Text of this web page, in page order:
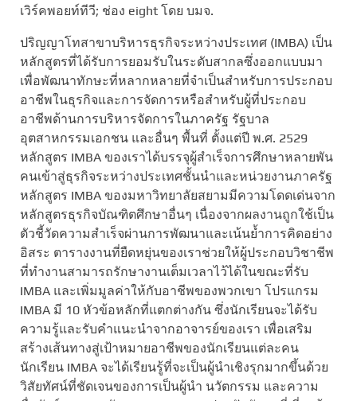
เวิร์คพอยท์ทีวี; ช่อง eight โดย บมจ.
ปริญญาโทสาขาบริหารธุรกิจระหว่างประเทศ (IMBA) เป็น
หลักสูตรที่ได้รับการยอมรับในระดับสากลซึ่งออกแบบมา
เพื่อพัฒนาทักษะที่หลากหลายที่จำเป็นสำหรับการประกอบ
อาชีพในธุรกิจและการจัดการหรือสำหรับผู้ที่ประกอบ
อาชีพด้านการบริหารจัดการในภาครัฐ รัฐบาล
อุตสาหกรรมเอกชน และอื่นๆ พื้นที่ ตั้งแต่ปี พ.ศ. 2529
หลักสูตร IMBA ของเราได้บรรจุผู้สำเร็จการศึกษาหลายพัน
คนเข้าสู่ธุรกิจระหว่างประเทศชั้นนำและหน่วยงานภาครัฐ
หลักสูตร IMBA ของมหาวิทยาลัยสยามมีความโดดเด่นจาก
หลักสูตรธุรกิจบัณฑิตศึกษาอื่นๆ เนื่องจากผลงานถูกใช้เป็น
ตัวชี้วัดความสำเร็จผ่านการพัฒนาและเน้นย้ำการคิดอย่าง
อิสระ ตารางงานที่ยืดหยุ่นของเราช่วยให้ผู้ประกอบวิชาชีพ
ที่ทำงานสามารถรักษางานเต็มเวลาไว้ได้ในขณะที่รับ
IMBA และเพิ่มมูลค่าให้กับอาชีพของพวกเขา โปรแกรม
IMBA มี 10 หัวข้อหลักที่แตกต่างกัน ซึ่งนักเรียนจะได้รับ
ความรู้และรับคำแนะนำจากอาจารย์ของเรา เพื่อเสริม
สร้างเส้นทางสู่เป้าหมายอาชีพของนักเรียนแต่ละคน
นักเรียน IMBA จะได้เรียนรู้ที่จะเป็นผู้นำเชิงรุกมากขึ้นด้วย
วิสัยทัศน์ที่ชัดเจนของการเป็นผู้นำ นวัตกรรม และความ